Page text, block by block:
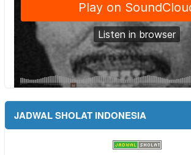
JADWAL SHOLAT INDONESIA